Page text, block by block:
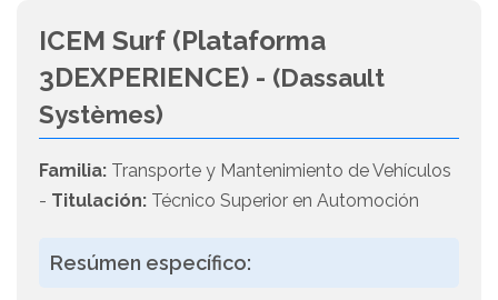
ICEM Surf (Plataforma
3DEXPERIENCE) - (Dassault
Systèmes)
Familia: Transporte y Mantenimiento de Vehículos
- Titulación: Técnico Superior en Automoción
Resúmen específico: